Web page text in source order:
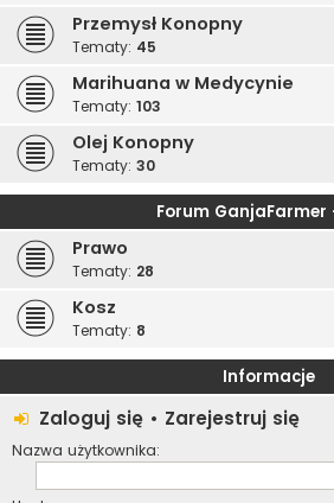
Przemysł Konopny
Tematy: 45
Marihuana w Medycynie
Tematy: 103
Olej Konopny
Tematy: 30
Forum GanjaFarmer
Prawo
Tematy: 28
Kosz
Tematy: 8
Informacje
Zaloguj się • Zarejestruj się
Nazwa użytkownika: